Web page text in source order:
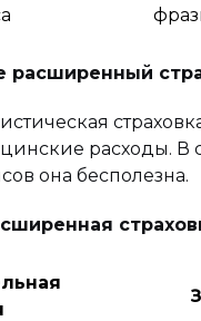
расширенный
расходы. В
она бесполезна.